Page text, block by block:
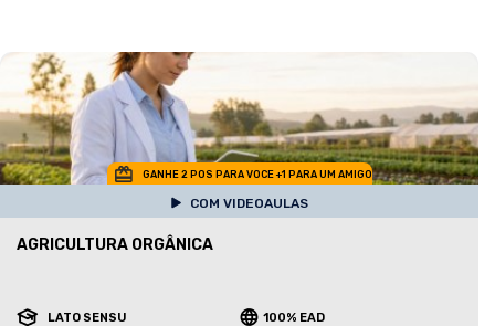
GANHE 2 POS PARA VOCE +1 PARA UM AMIGO
COM VIDEOAULAS
AGRICULTURA ORGÂNICA
LATO SENSU 100% EAD